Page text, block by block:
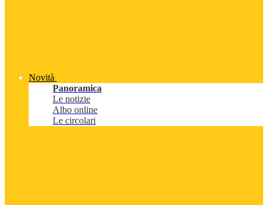
Novità
Panoramica
Le notizie
Albo online
Le circolari